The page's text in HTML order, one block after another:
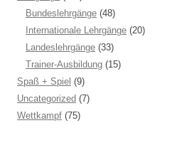
Bundeslehrgänge (48)
Internationale Lehrgänge (20)
Landeslehrgänge (33)
Trainer-Ausbildung (15)
Spaß + Spiel (9)
Uncategorized (7)
Wettkampf (75)